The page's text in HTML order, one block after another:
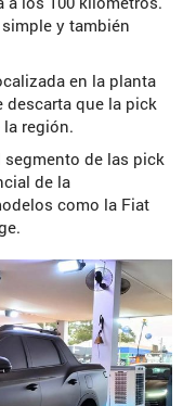
y también
en la planta
descarta que la pick
región.
segmento de las pick
de la
como la Fiat